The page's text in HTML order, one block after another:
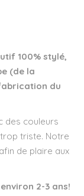
100% stylé,
(de la
du
des couleurs
triste. Notre
de plaire aux
2-3 ans!